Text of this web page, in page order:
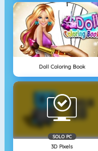
Doll Coloring Book
SOLO PC
3D Pixels